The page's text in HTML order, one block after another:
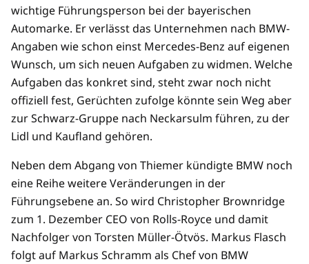
wichtige Führungsperson bei der bayerischen
Automarke. Er verlässt das Unternehmen nach BMW-
Angaben wie schon einst Mercedes-Benz auf eigenen
Wunsch, um sich neuen Aufgaben zu widmen. Welche
Aufgaben das konkret sind, steht zwar noch nicht
offiziell fest, Gerüchten zufolge könnte sein Weg aber
zur Schwarz-Gruppe nach Neckarsulm führen, zu der
Lidl und Kaufland gehören.
Neben dem Abgang von Thiemer kündigte BMW noch
eine Reihe weitere Veränderungen in der
Führungsebene an. So wird Christopher Brownridge
zum 1. Dezember CEO von Rolls-Royce und damit
Nachfolger von Torsten Müller-Ötvös. Markus Flasch
folgt auf Markus Schramm als Chef von BMW